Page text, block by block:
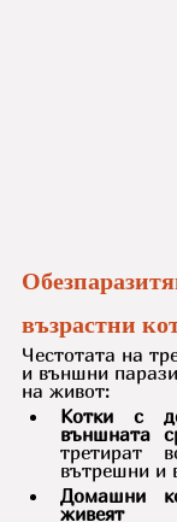
възрастни
Честотата на
и външни
на живот:
Котки с
външната
третират
вътрешни и
Домашни